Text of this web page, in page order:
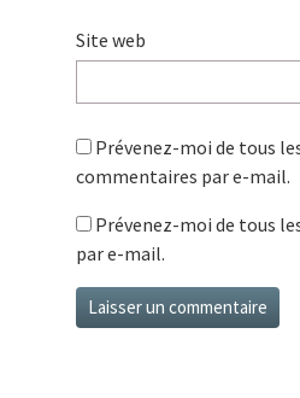
Site web
Prévenez-moi de tous
commentaires par e-mail.
Prévenez-moi de tous
par e-mail.